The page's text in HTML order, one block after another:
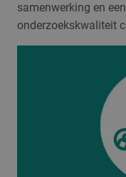
samenwerking en
onderzoekskwaliteit